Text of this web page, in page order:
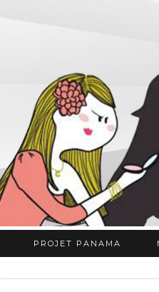
PROJET PANAMA